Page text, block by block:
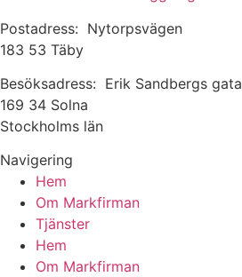
Postadress: Nytorpsvägen
183 53 Täby
Besöksadress: Erik Sandbergs gata
169 34 Solna
Stockholms län
Navigering
Hem
Om Markfirman
Tjänster
Hem
Om Markfirman